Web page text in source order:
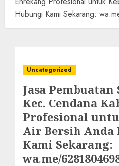
Hubungi Kami Sekarang:
Uncategorized
Jasa
Kec. Cendana
Profesional
Air Bersih Anda
Kami Sekarang:
wa.me/